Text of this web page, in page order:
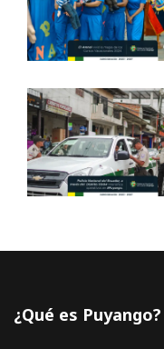
¿Qué es Puyango?